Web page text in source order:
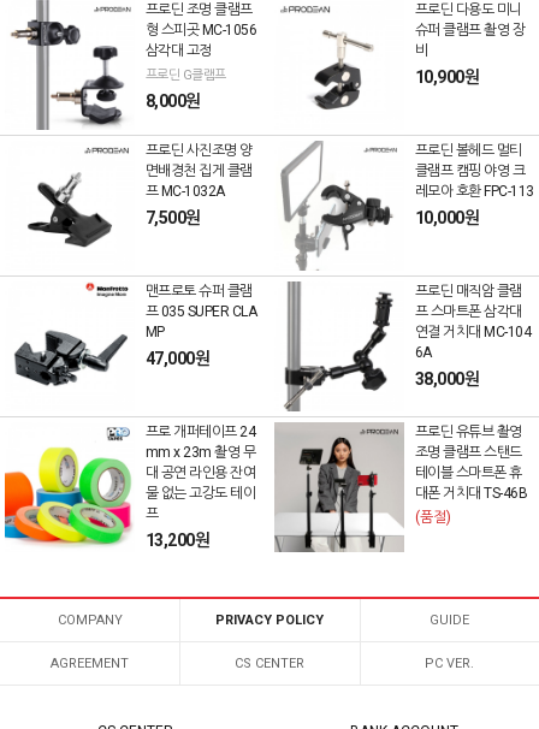
프로딘 조명 클램프
형 스피곳 MC-1056
삼각대 고정
프로딘 G클램프
8,000원
프로딘 다용도 미니
슈퍼 클램프 촬영 장
비
10,900원
프로딘 사진조명 양
면배경천 집게 클램
프 MC-1032A
7,500원
프로딘 볼헤드 멀티
클램프 캠핑 야영 크
레모아 호환 FPC-113
10,000원
맨프로토 슈퍼 클램
프 035 SUPER CLA
MP
47,000원
프로딘 매직암 클램
프 스마트폰 삼각대
연결 거치대 MC-104
6A
38,000원
프로 개퍼테이프 24
mm x 23m 촬영 무
대 공연 라인용 잔여
물 없는 고강도 테이
프
13,200원
프로딘 유튜브 촬영
조명 클램프 스탠드
테이블 스마트폰 휴
대폰 거치대 TS-46B
(품절)
COMPANY PRIVACY POLICY GUIDE
AGREEMENT CS CENTER PC VER.